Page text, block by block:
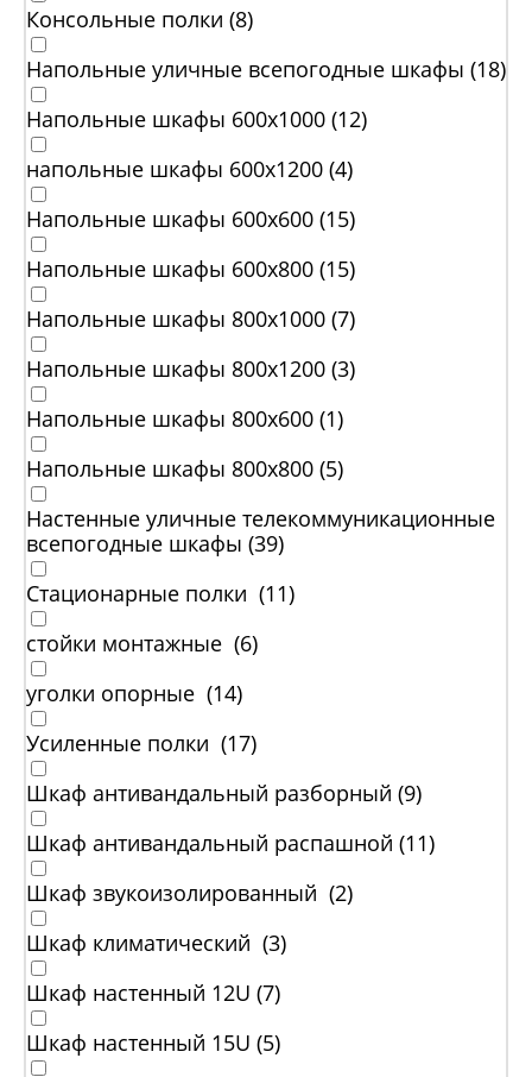
Консольные полки (8)
Напольные уличные всепогодные шкафы (18)
Напольные шкафы 600x1000 (12)
напольные шкафы 600x1200 (4)
Напольные шкафы 600x600 (15)
Напольные шкафы 600x800 (15)
Напольные шкафы 800x1000 (7)
Напольные шкафы 800x1200 (3)
Напольные шкафы 800x600 (1)
Напольные шкафы 800x800 (5)
Настенные уличные телекоммуникационные
всепогодные шкафы (39)
Стационарные полки (11)
стойки монтажные (6)
уголки опорные (14)
Усиленные полки (17)
Шкаф антивандальный разборный (9)
Шкаф антивандальный распашной (11)
Шкаф звукоизолированный (2)
Шкаф климатический (3)
Шкаф настенный 12U (7)
Шкаф настенный 15U (5)